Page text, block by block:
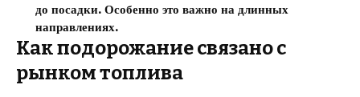
до посадки. Особенно это важно на длинных
направлениях.
Как подорожание связано с
рынком топлива